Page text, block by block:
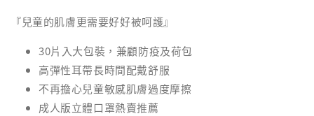
NT$ 29
NT$ 30
『兒童的肌膚更需要好好被呵護』
30片入大包裝，兼顧防疫及荷包
高彈性耳帶長時間配戴舒服
不再擔心兒童敏感肌膚過度摩擦
成人版立體口罩熱賣推薦